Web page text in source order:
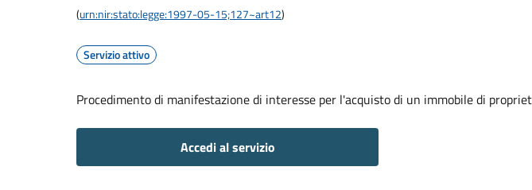
(urn:nir:stato:legge:1997-05-15;127~art12)
Servizio attivo
Procedimento di manifestazione di interesse per l'acquisto di un immobile di
Accedi al servizio